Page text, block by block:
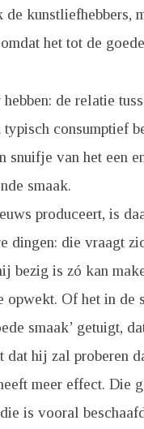
kunstliefhebbers,
het tot de
de relatie
consumptief
snuifje van het een
smaak.
produceert, is
dingen: die vraagt
bezig is zó kan
opwekt. Of het in
smaak’ getuigt,
dat hij zal proberen
meer effect. Die
is vooral